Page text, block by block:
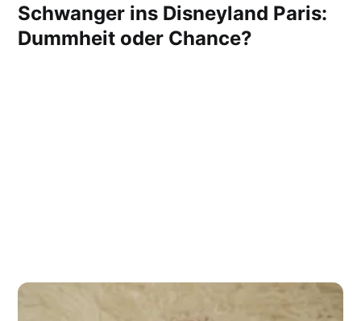
Schwanger ins Disneyland Paris:
Dummheit oder Chance?